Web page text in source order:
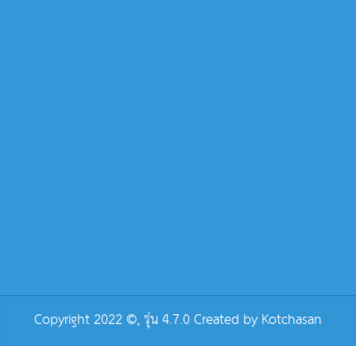
Copyright 2022 ©, รุ่น 4.7.0 Created byKotchasan